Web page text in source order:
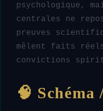
psychologique,
centrales ne
preuves
mêlent faits
convictions
🧠